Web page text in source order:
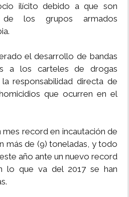
ilícito debido a que son
de los grupos armados
el desarrollo de bandas
a los carteles de drogas
responsabilidad directa de
que ocurren en el
record en incautación de
más de (9) toneladas, y todo
año ante un nuevo record
lo que va del 2017 se han